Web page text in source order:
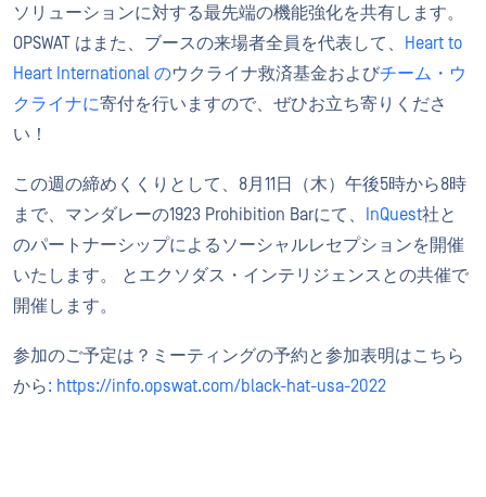
ソリューションに対する最先端の機能強化を共有します。
OPSWAT はまた、ブースの来場者全員を代表して、
Heart to
Heart International のウクライナ救済基金およびチーム・ウ
クライナに寄付を行いますので、ぜひお立ち寄りくださ
い！
この週の締めくくりとして、8月11日（木）午後5時から8時
まで、マンダレーの1923 Prohibition Barにて、
InQuest社と
のパートナーシップによるソーシャルレセプションを開催
いたします。 とエクソダス・インテリジェンスとの共催で
開催します。
参加のご予定は？ミーティングの予約と参加表明はこちら
から: https://info.opswat.com/black-hat-usa-2022